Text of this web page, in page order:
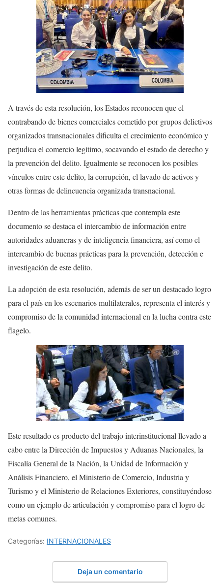
A través de esta resolución, los Estados reconocen que el
contrabando de bienes comerciales cometido por grupos delictivos
organizados transnacionales dificulta el crecimiento económico y
perjudica el comercio legítimo, socavando el estado de derecho y
la prevención del delito. Igualmente se reconocen los posibles
vínculos entre este delito, la corrupción, el lavado de activos y
otras formas de delincuencia organizada transnacional.
Dentro de las herramientas prácticas que contempla este
documento se destaca el intercambio de información entre
autoridades aduaneras y de inteligencia financiera, así como el
intercambio de buenas prácticas para la prevención, detección e
investigación de este delito.
La adopción de esta resolución, además de ser un destacado logro
para el país en los escenarios multilaterales, representa el interés y
compromiso de la comunidad internacional en la lucha contra este
flagelo.
Este resultado es producto del trabajo interinstitucional llevado a
cabo entre la Dirección de Impuestos y Aduanas Nacionales, la
Fiscalía General de la Nación, la Unidad de Información y
Análisis Financiero, el Ministerio de Comercio, Industria y
Turismo y el Ministerio de Relaciones Exteriores, constituyéndose
como un ejemplo de articulación y compromiso para el logro de
metas comunes.
Categorías: INTERNACIONALES
Deja un comentario